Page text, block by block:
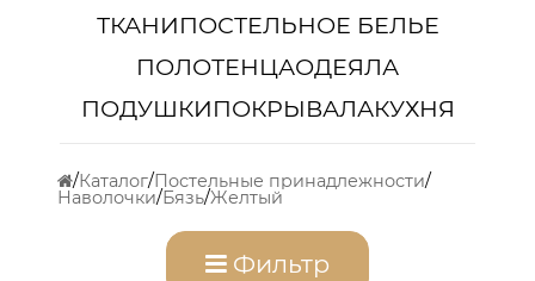
ТКАНИПОСТЕЛЬНОЕ БЕЛЬЕ
ПОЛОТЕНЦАОДЕЯЛА
ПОДУШКИПОКРЫВАЛАКУХНЯ
Каталог Постельные принадлежности
Наволочки Бязь Желтый
Фильтр